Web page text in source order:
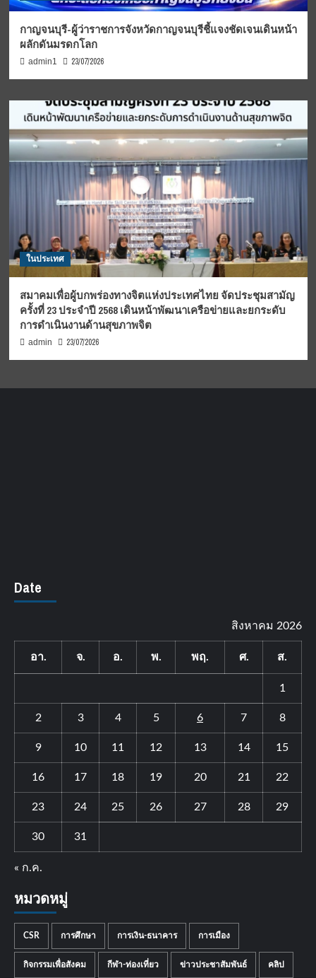
กาญจนบุรี-ผู้ว่าราชการจังหวัดกาญจนบุรีชี้แจงชัดเจนเดินหน้า
ผลักดันมรดกโลก
admin1 23/07/2026
ในประเทศ
สมาคมเพื่อผู้บกพร่องทางจิตแห่งประเทศไทย จัดประชุมสามัญ
ครั้งที่ 23 ประจำปี 2568 เดินหน้าพัฒนาเครือข่ายและยกระดับ
การดำเนินงานด้านสุขภาพจิต
admin 23/07/2026
Date
สิงหาคม 2026
อา. จ. อ. พ. พฤ. ศ. ส.
1
2 3 4 5 6 7 8
9 10 11 12 13 14 15
16 17 18 19 20 21 22
23 24 25 26 27 28 29
30 31
« ก.ค.
หมวดหมู่
CSR การศึกษา การเงิน-ธนาคาร การเมือง
กิจกรรมเพื่อสังคม กีฬา-ท่องเที่ยว ข่าวประชาสัมพันธ์ คลิป